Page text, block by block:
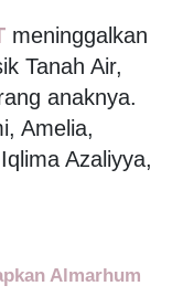
meninggalkan
Tanah Air,
anaknya.
Amelia,
Azaliyya,
Almarhum